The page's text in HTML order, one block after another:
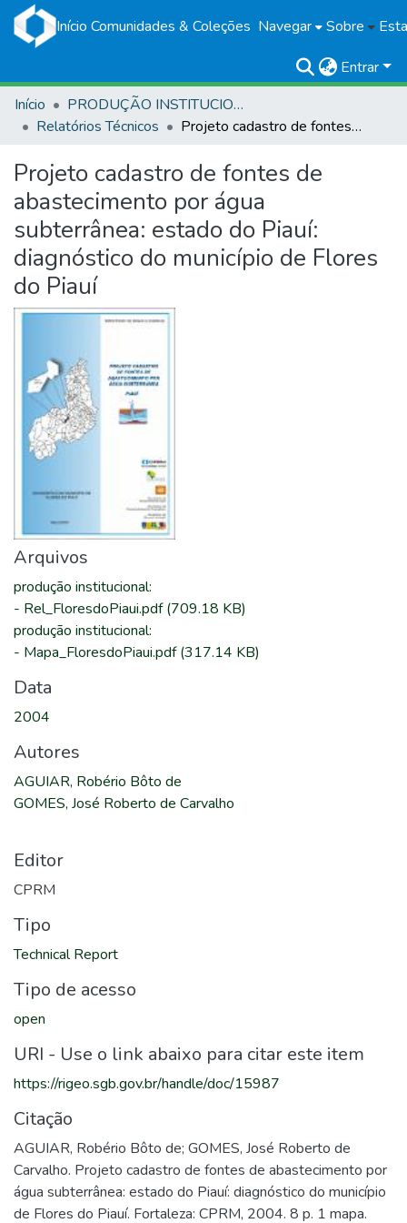
Início Comunidades & Coleções Navegar Sobre
Entrar
Início
PRODUÇÃO INSTITUCIONAL
Relatórios Técnicos
Projeto cadastro de fontes de abastecimento por água subterrânea: estado do Piauí: diagnóstico do município de Flores do Piauí
Projeto cadastro de fontes de
abastecimento por água
subterrânea: estado do Piauí:
diagnóstico do município de Flores
do Piauí
Arquivos
produção institucional:
- Rel_FloresdoPiaui.pdf(709.18 KB)
produção institucional:
- Mapa_FloresdoPiaui.pdf(317.14 KB)
Data
2004
Autores
AGUIAR, Robério Bôto de
GOMES, José Roberto de Carvalho
Editor
CPRM
Tipo
Technical Report
Tipo de acesso
open
URI - Use o link abaixo para citar este item
https://rigeo.sgb.gov.br/handle/doc/15987
Citação
AGUIAR, Robério Bôto de; GOMES, José Roberto de
Carvalho. Projeto cadastro de fontes de abastecimento por
água subterrânea: estado do Piauí: diagnóstico do município
de Flores do Piauí. Fortaleza: CPRM, 2004. 8 p. 1 mapa.